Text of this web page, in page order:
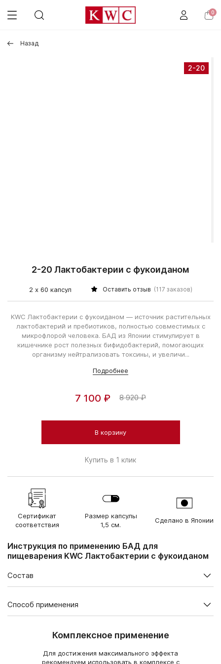
0
Назад
2-20
2-20 Лактобактерии с фукоиданом
2 х 60 капсул Оставить отзыв (117 заказов)
KWC Лактобактерии с фукоиданом — источник растительных
лактобактерий и пребиотиков, полностью совместимых с
микрофлорой человека. БАД из Японии стимулирует в
кишечнике рост полезных бифидобактерий, помогающих
организму нейтрализовать токсины, и увеличи...
Подробнее
7 100 ₽ 8 920 ₽
В корзину
Купить в 1 клик
Сертификат
соответствия
Размер капсулы
1,5 см.
Сделано в Японии
Инструкция по применению БАД для
пищеварения KWC Лактобактерии с фукоиданом
Состав
Растительные
лактобактерии
водоросли мозуку с
20
Способ применения
Взрослым по 2 капсулы в день во время еды.
необходимости курс можно повторить.
Комплексное применение
Для достижения максимального эффекта
рекомендуем использовать в комплексе с